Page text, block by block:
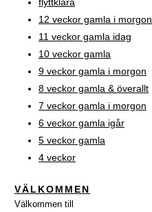
flyttklara
12 veckor gamla i morgon
11 veckor gamla idag
10 veckor gamla
9 veckor gamla i morgon
8 veckor gamla & överallt
7 veckor gamla i morgon
6 veckor gamla igår
5 veckor gamla
4 veckor
VÄLKOMMEN
Välkommen till